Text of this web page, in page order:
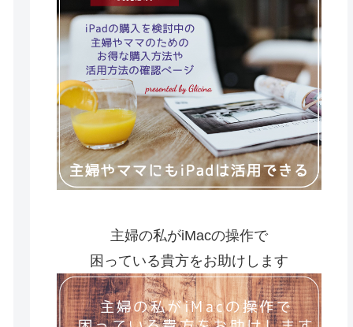
主婦の私がiMacの操作で
困っている貴方をお助けします